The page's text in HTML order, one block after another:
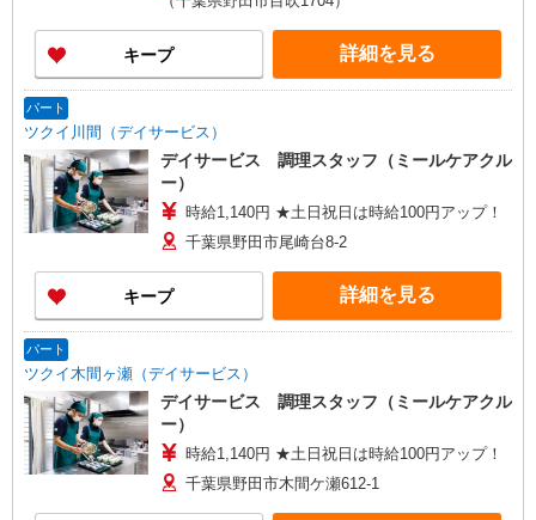
キープ 詳細を見る
パート
ツクイ川間（デイサービス）
デイサービス 調理スタッフ（ミールケアクル
ー）
時給1,140円 ★土日祝日は時給100円アップ！
千葉県野田市尾崎台8-2
キープ 詳細を見る
パート
ツクイ木間ヶ瀬（デイサービス）
デイサービス 調理スタッフ（ミールケアクル
ー）
時給1,140円 ★土日祝日は時給100円アップ！
千葉県野田市木間ケ瀬612-1